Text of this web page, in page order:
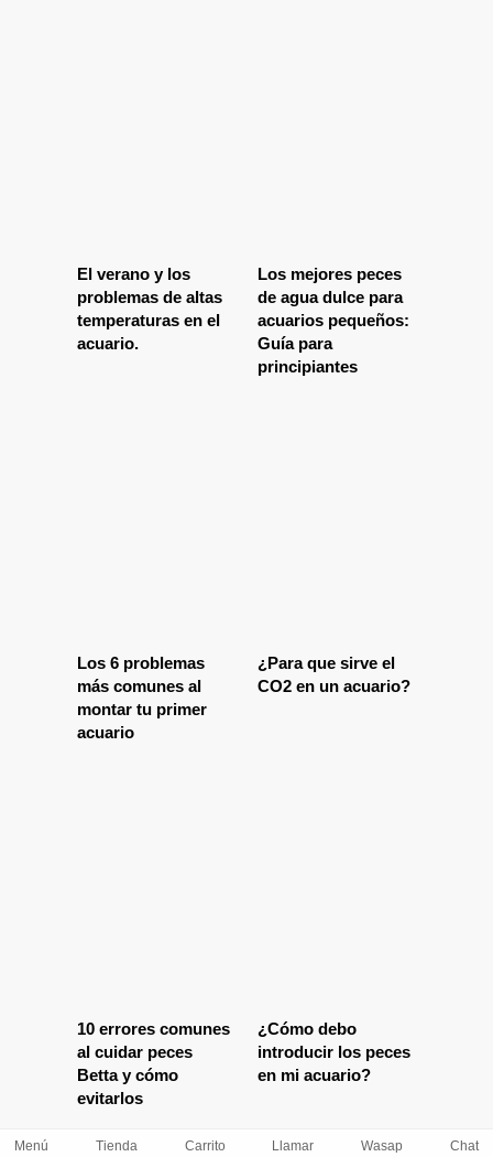
El verano y los
problemas de altas
temperaturas en el
acuario.
Los mejores peces
de agua dulce para
acuarios pequeños:
Guía para
principiantes
Los 6 problemas
más comunes al
montar tu primer
acuario
¿Para que sirve el
CO2 en un acuario?
10 errores comunes
al cuidar peces
Betta y cómo
evitarlos
¿Cómo debo
introducir los peces
en mi acuario?
Menú Tienda Carrito Llamar Wasap Chat